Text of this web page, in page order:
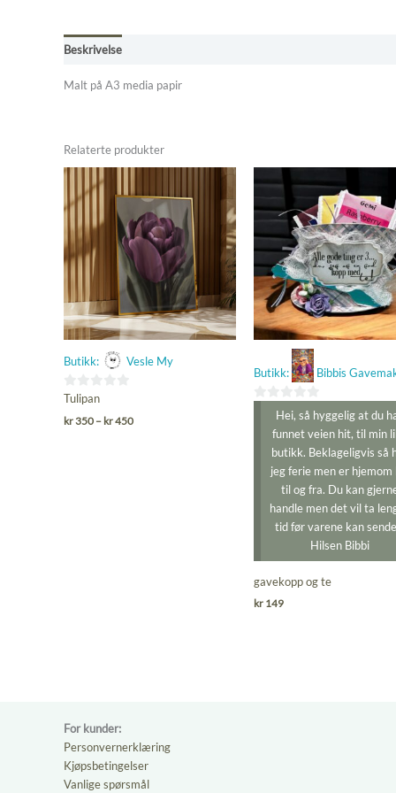
Beskrivelse
Malt på A3 media papir
Relaterte produkter
Butikk: Vesle My
0
ut
Tulipan
kr350 – kr450Prisområde:
Butikk: Bibbis
Hei, så hyggelig at du
funnet veien hit, til min
butikk. Beklageligvis så
jeg ferie men er
til og fra. Du kan
handle men det vil ta
tid før varene kan
Hilsen Bibbi
gavekopp og te
kr149
For kunder:
Personvernerklæring
Kjøpsbetingelser
Vanlige spørsmål